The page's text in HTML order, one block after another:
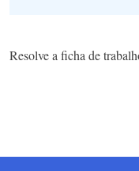
Resolve a ficha de